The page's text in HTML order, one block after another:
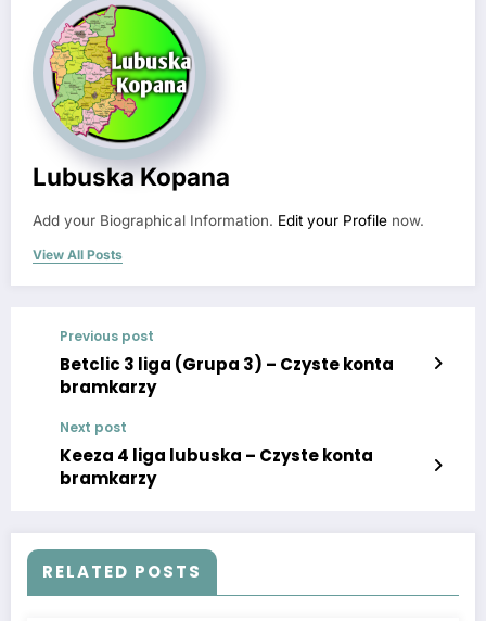
Lubuska Kopana
Add your Biographical Information. Edit your Profile now.
View All Posts
Previous post
Betclic 3 liga (Grupa 3) – Czyste konta
bramkarzy
Next post
Keeza 4 liga lubuska – Czyste konta
bramkarzy
RELATED POSTS